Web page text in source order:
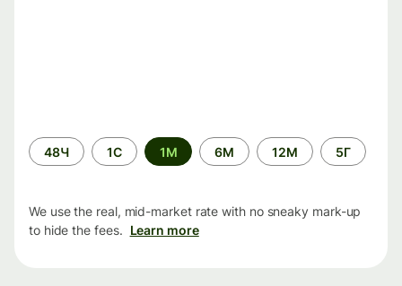
Time
period
48Ч 1С 1М 6М 12М 5Г
We use the real, mid-market rate with no sneaky mark-up
to hide the fees. Learn more